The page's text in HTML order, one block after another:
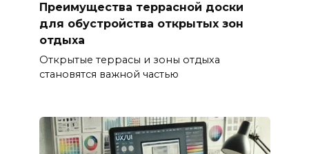
Преимущества террасной доски
для обустройства открытых зон
отдыха
Открытые террасы и зоны отдыха
становятся важной частью